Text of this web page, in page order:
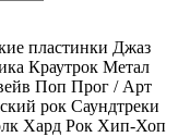
пластинки Джаз
Краутрок Метал
Поп Прог / Арт
рок Саундтреки
Хард Рок Хип-Хоп